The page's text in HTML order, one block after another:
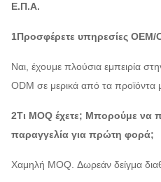
Ε.Π.Α.
1Προσφέρετε υπηρεσίες OEM/
Ναι, έχουμε πλούσια εμπειρία
ODM σε μερικά από τα προϊόντα
2Τι MOQ έχετε; Μπορούμε να
παραγγελία για πρώτη φορά;
Χαμηλή MOQ. Δωρεάν δείγμα